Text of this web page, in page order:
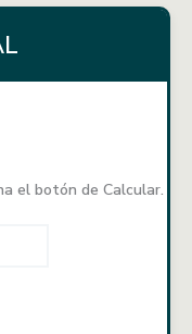
el botón de Calcular.